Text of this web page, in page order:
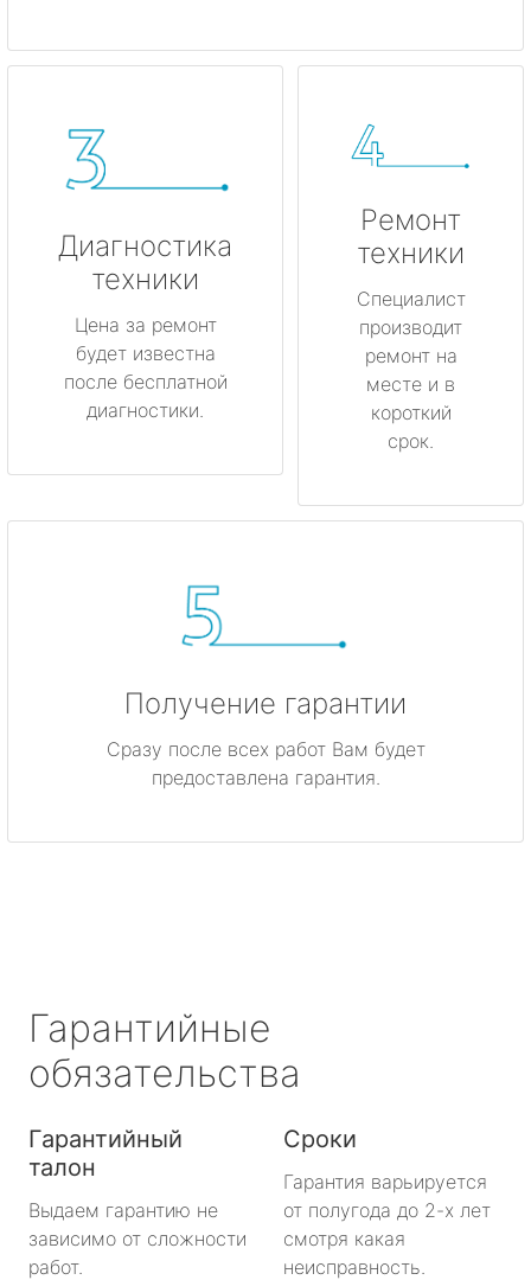
Диагностика
техники
Цена за ремонт
будет известна
после бесплатной
диагностики.
Ремонт
техники
Специалист
производит
ремонт на
месте и в
короткий
срок.
Получение гарантии
Сразу после всех работ Вам будет
предоставлена гарантия.
Гарантийные
обязательства
Гарантийный
талон
Выдаем гарантию не
зависимо от сложности
работ.
Сроки
Гарантия варьируется
от полугода до 2-х лет
смотря какая
неисправность.